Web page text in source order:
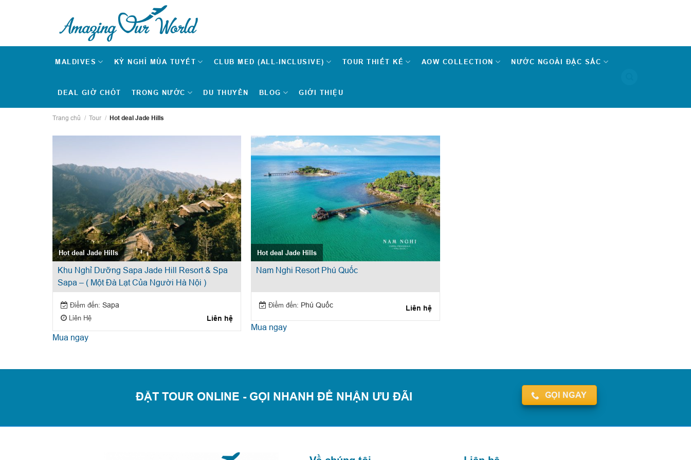
MALDIVES KỲ NGHỈ MÙA TUYẾT CLUB MED (ALL-INCLUSIVE) TOUR THIẾT KẾ AOW COLLECTION NƯỚC NGOÀI ĐẶC SẮC
DEAL GIỜ CHÓT TRONG NƯỚC DU THUYỀN BLOG GIỚI THIỆU
Trang chủ / Tour / Hot deal Jade Hills
Hot deal Jade Hills
Khu Nghỉ Dưỡng Sapa Jade Hill Resort & Spa
Sapa – ( Một Đà Lạt Của Người Hà Nội )
Điểm đến: Sapa
Liên Hệ
Liên hệ
Mua ngay
Hot deal Jade Hills
Nam Nghi Resort Phú Quốc
Điểm đến: Phú Quốc Liên hệ
Mua ngay
ĐẶT TOUR ONLINE - GỌI NHANH ĐỂ NHẬN ƯU ĐÃI GỌI NGAY